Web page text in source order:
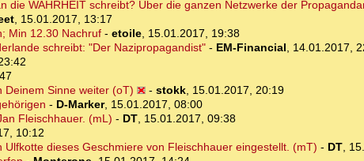
die WAHRHEIT schreibt? Über die ganzen Netzwerke der
, 15.01.2017, 13:17
Min 12.30 Nachruf- etoile, 15.01.2017, 19:38
schreibt: "Der Nazipropagandist"- EM-Financial, 14.01.2017,
Deinem Sinne weiter (oT)
- stokk, 15.01.2017, 20:19
- D-Marker, 15.01.2017, 08:00
Fleischhauer. (mL) - DT, 15.01.2017, 09:38
10:12
Ulfkotte dieses Geschmiere von Fleischhauer eingestellt. (mT) - DT,